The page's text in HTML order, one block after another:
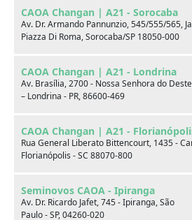
CAOA Changan | A21 - Sorocaba
Av. Dr. Armando Pannunzio, 545/555/565,
Piazza Di Roma, Sorocaba/SP 18050-000
CAOA Changan | A21 - Londrina
Av. Brasília, 2700 - Nossa Senhora do
– Londrina - PR, 86600-469
CAOA Changan | A21 -
Rua General Liberato Bittencourt, 1435 -
Florianópolis - SC 88070-800
Seminovos CAOA - Ipiranga
Av. Dr. Ricardo Jafet, 745 - Ipiranga, São
Paulo - SP, 04260-020
Vidros elétricos
de
Entrada USB
Observações
AV. MAL. MASCARENHAS DE
IMBIRIBEIRA, RECIFE - PE, 51150-
PROCEDÊNCIA GARANTIDA E
1475 JOSÉ GILSON - 81 9.7916-
CAVALCANTI - 81 9.8835-9562NOS